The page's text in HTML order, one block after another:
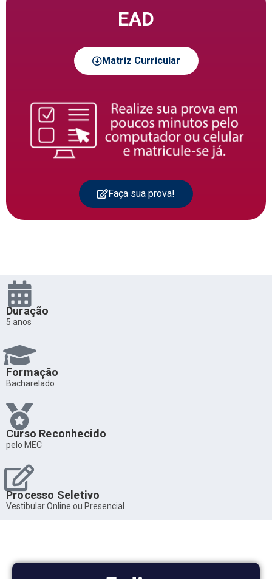
EAD
Matriz Curricular
Faça sua prova!
Duração
5 anos
Formação
Bacharelado
Curso Reconhecido
pelo MEC
Processo Seletivo
Vestibular Online ou Presencial